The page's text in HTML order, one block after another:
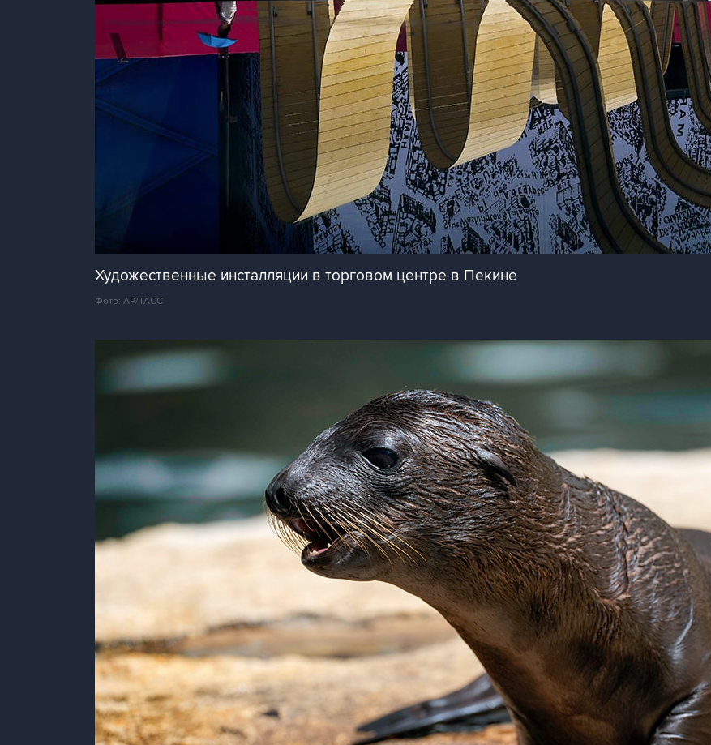
Художественные инсталляции в торговом центре в Пекине
Фото: AP/ТАСС